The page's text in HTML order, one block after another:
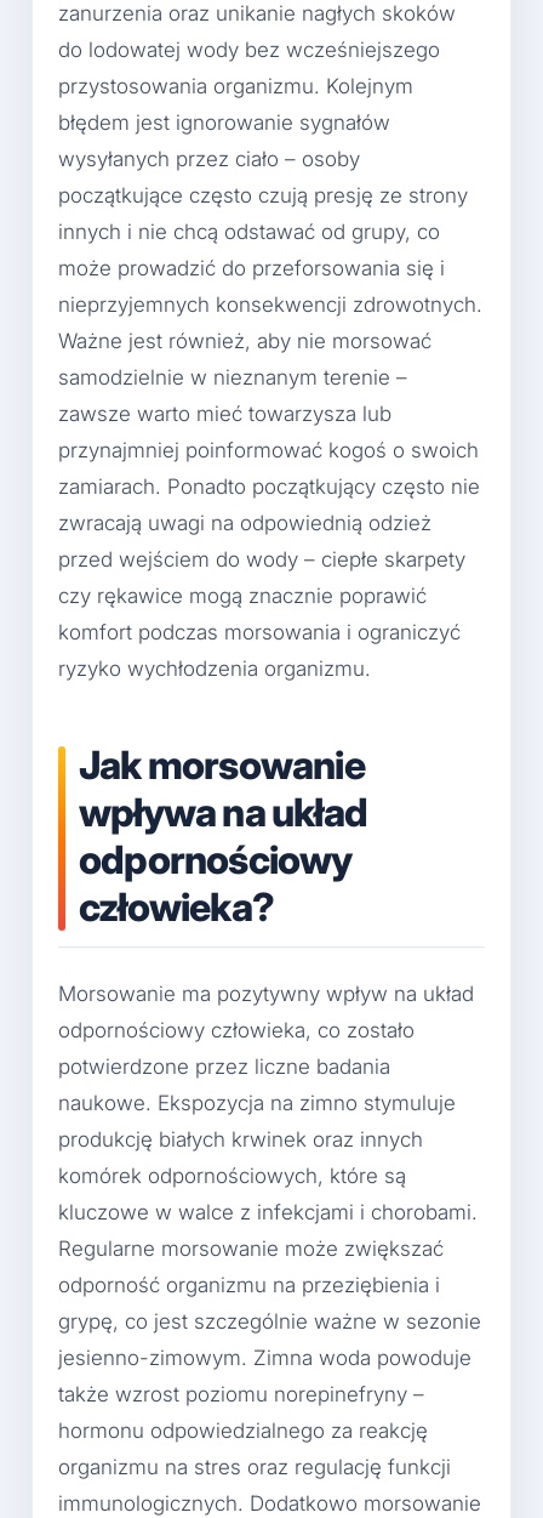
zanurzenia oraz unikanie nagłych skoków
do lodowatej wody bez wcześniejszego
przystosowania organizmu. Kolejnym
błędem jest ignorowanie sygnałów
wysyłanych przez ciało – osoby
początkujące często czują presję ze strony
innych i nie chcą odstawać od grupy, co
może prowadzić do przeforsowania się i
nieprzyjemnych konsekwencji zdrowotnych.
Ważne jest również, aby nie morsować
samodzielnie w nieznanym terenie –
zawsze warto mieć towarzysza lub
przynajmniej poinformować kogoś o swoich
zamiarach. Ponadto początkujący często nie
zwracają uwagi na odpowiednią odzież
przed wejściem do wody – ciepłe skarpety
czy rękawice mogą znacznie poprawić
komfort podczas morsowania i ograniczyć
ryzyko wychłodzenia organizmu.
Jak morsowanie
wpływa na układ
odpornościowy
człowieka?
Morsowanie ma pozytywny wpływ na układ
odpornościowy człowieka, co zostało
potwierdzone przez liczne badania
naukowe. Ekspozycja na zimno stymuluje
produkcję białych krwinek oraz innych
komórek odpornościowych, które są
kluczowe w walce z infekcjami i chorobami.
Regularne morsowanie może zwiększać
odporność organizmu na przeziębienia i
grypę, co jest szczególnie ważne w sezonie
jesienno-zimowym. Zimna woda powoduje
także wzrost poziomu norepinefryny –
hormonu odpowiedzialnego za reakcję
organizmu na stres oraz regulację funkcji
immunologicznych. Dodatkowo morsowanie